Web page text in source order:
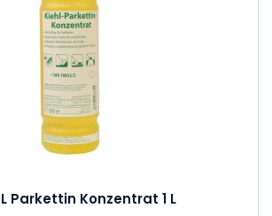
Parkettin Konzentrat 1 L